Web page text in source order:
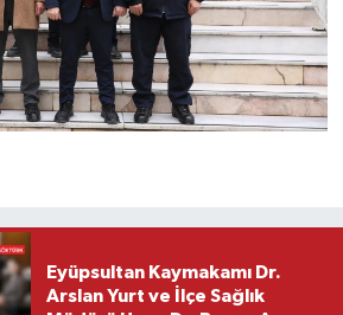
Eyüpsultan Kaymakamı Dr.
Arslan Yurt ve İlçe Sağlık